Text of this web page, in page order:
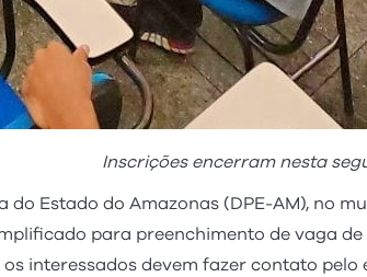
Inscrições encerram nesta
do Estado do Amazonas (DPE-AM), no
para preenchimento de vaga
os interessados devem fazer contato